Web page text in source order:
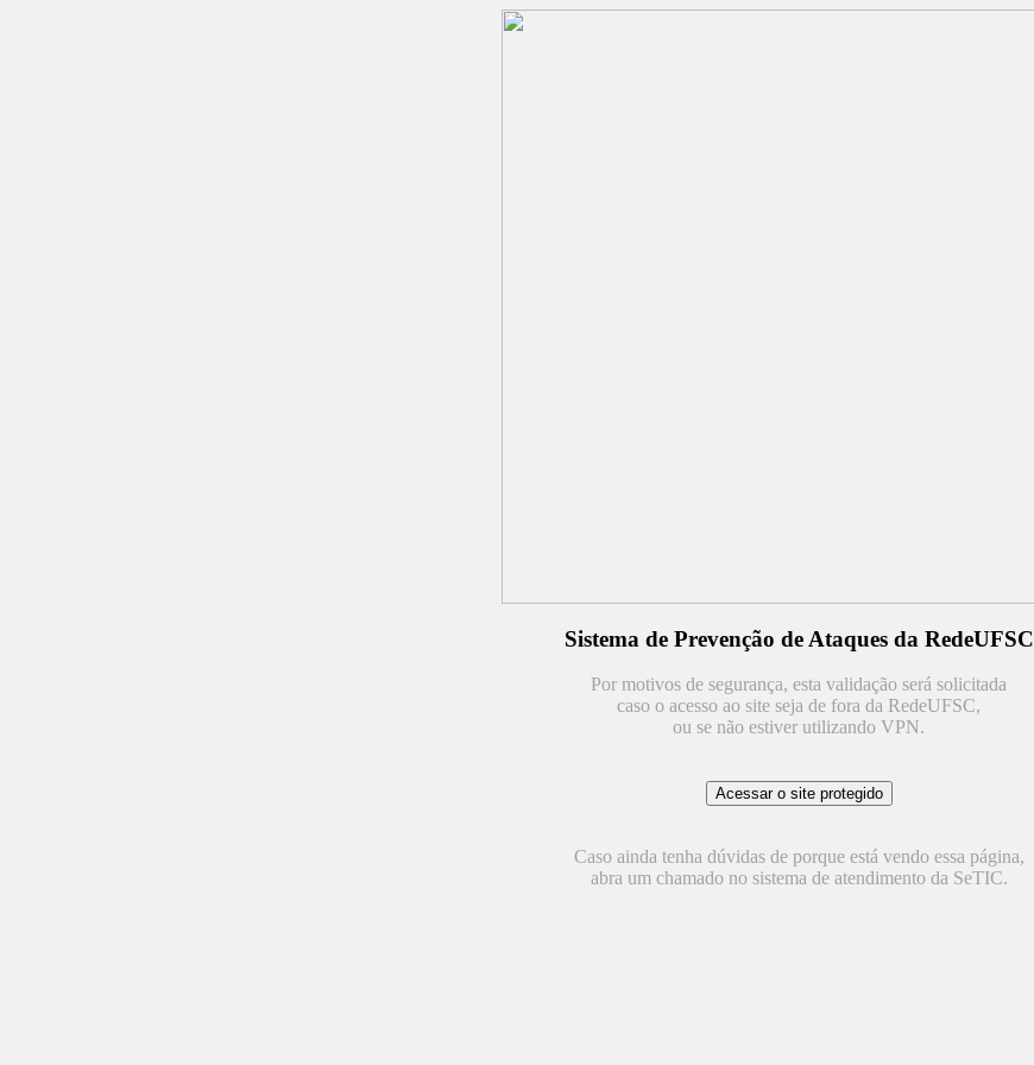
Sistema de Prevenção de Ataques da RedeUFSC
Por motivos de segurança, esta validação será solicitada
caso o acesso ao site seja de fora da RedeUFSC,
ou se não estiver utilizando VPN.
Caso ainda tenha dúvidas de porque está vendo essa página,
abra um chamado no sistema de atendimento da SeTIC.